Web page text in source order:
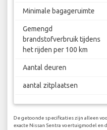
Minimale bagageruimte
Gemengd
brandstofverbruik tijdens
het rijden per 100 km
Aantal deuren
aantal zitplaatsen
De getoonde specificaties zijn alleen
exacte Nissan Sentra voertuigmodel en